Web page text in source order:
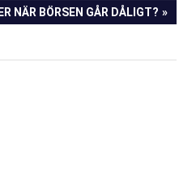
NÄR BÖRSEN GÅR DÅLIGT?